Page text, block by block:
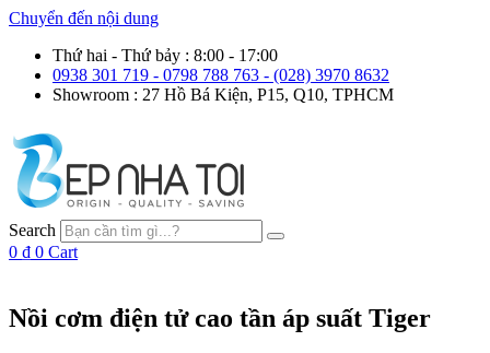
Chuyển đến nội dung
Thứ hai - Thứ bảy : 8:00 - 17:00
0938 301 719 - 0798 788 763 - (028) 3970 8632
Showroom : 27 Hồ Bá Kiện, P15, Q10, TPHCM
Search
0 ₫ 0 Cart
Nồi cơm điện tử cao tần áp suất Tiger